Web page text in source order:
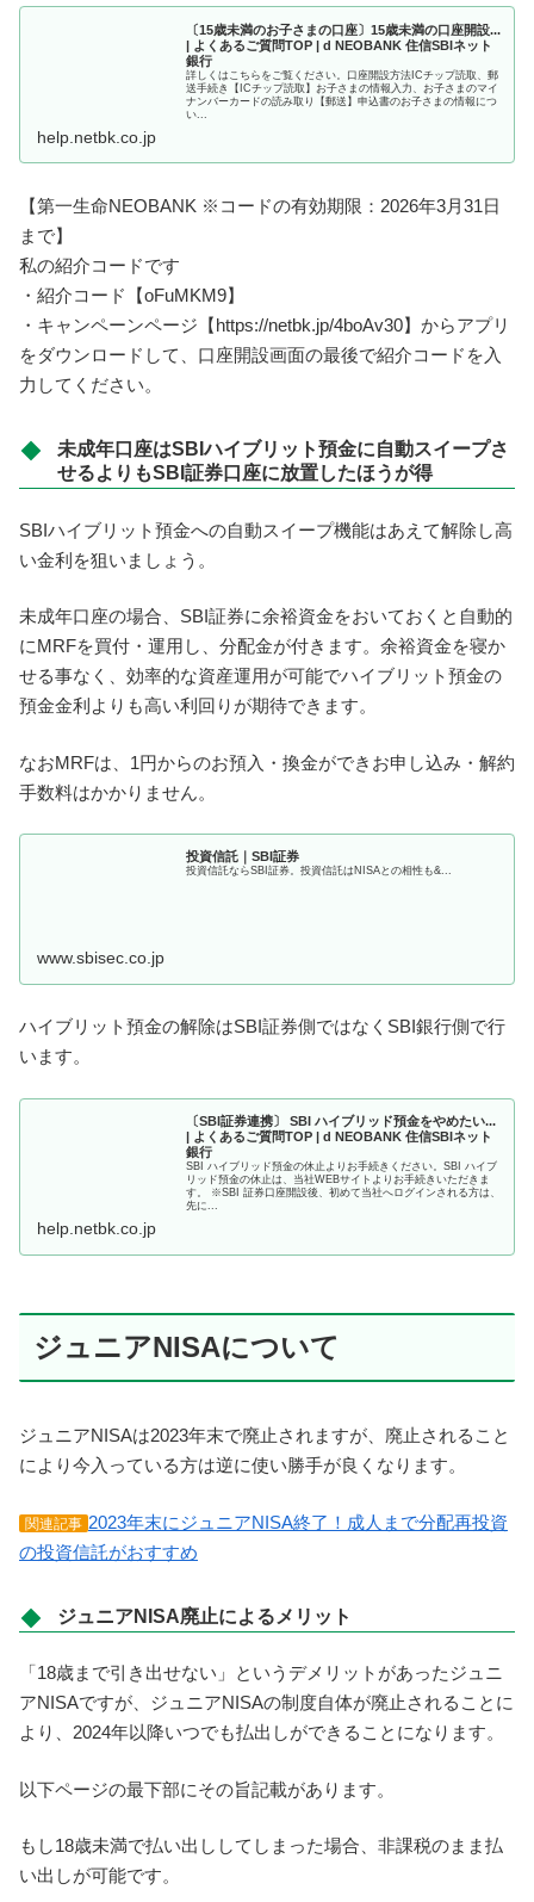
〔15歳未満のお子さまの口座〕15歳未満の口座開設...
| よくあるご質問TOP | d NEOBANK 住信SBIネット
銀行
詳しくはこちらをご覧ください。口座開設方法ICチップ読取、郵
送手続き【ICチップ読取】お子さまの情報入力、お子さまのマイ
ナンバーカードの読み取り【郵送】申込書のお子さまの情報につ
い...
help.netbk.co.jp
【第一生命NEOBANK ※コードの有効期限：2026年3月31日
まで】
私の紹介コードです
・紹介コード【oFuMKM9】
・キャンペーンページ【https://netbk.jp/4boAv30】からアプリ
をダウンロードして、口座開設画面の最後で紹介コードを入
力してください。
未成年口座はSBIハイブリット預金に自動スイープさ
せるよりもSBI証券口座に放置したほうが得
SBIハイブリット預金への自動スイープ機能はあえて解除し高
い金利を狙いましょう。
未成年口座の場合、SBI証券に余裕資金をおいておくと自動的
にMRFを買付・運用し、分配金が付きます。余裕資金を寝か
せる事なく、効率的な資産運用が可能でハイブリット預金の
預金金利よりも高い利回りが期待できます。
なおMRFは、1円からのお預入・換金ができお申し込み・解約
手数料はかかりません。
投資信託｜SBI証券
投資信託ならSBI証券。投資信託はNISAとの相性も&...
www.sbisec.co.jp
ハイブリット預金の解除はSBI証券側ではなくSBI銀行側で行
います。
〔SBI証券連携〕 SBI ハイブリッド預金をやめたい...
| よくあるご質問TOP | d NEOBANK 住信SBIネット
銀行
SBI ハイブリッド預金の休止よりお手続きください。SBI ハイブ
リッド預金の休止は、当社WEBサイトよりお手続きいただきま
す。 ※SBI 証券口座開設後、初めて当社へログインされる方は、
先に...
help.netbk.co.jp
ジュニアNISAについて
ジュニアNISAは2023年末で廃止されますが、廃止されること
により今入っている方は逆に使い勝手が良くなります。
関連記事 2023年末にジュニアNISA終了！成人まで分配再投資
の投資信託がおすすめ
ジュニアNISA廃止によるメリット
「18歳まで引き出せない」というデメリットがあったジュニ
アNISAですが、ジュニアNISAの制度自体が廃止されることに
より、2024年以降いつでも払出しができることになります。
以下ページの最下部にその旨記載があります。
もし18歳未満で払い出ししてしまった場合、非課税のまま払
い出しが可能です。